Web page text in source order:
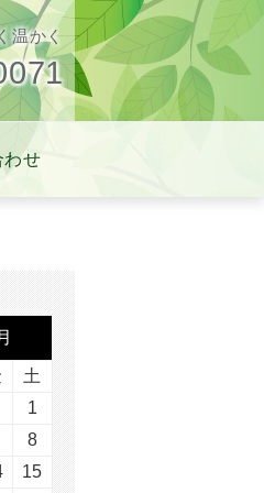
温かく
わせ
土
1
8
15